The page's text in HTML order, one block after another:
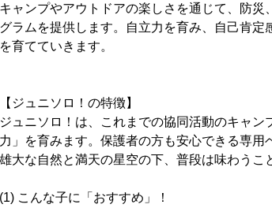
キャンプやアウトドアの楽しさを通じて、防
グラムを提供します。自立力を育み、自己肯
を育てていきます。
【ジュニソロ！の特徴】
ジュニソロ！は、これまでの協同活動のキャ
力」を育みます。保護者の方も安心できる専用
雄大な自然と満天の星空の下、普段は味わうこ
(1) こんな子に「おすすめ」！